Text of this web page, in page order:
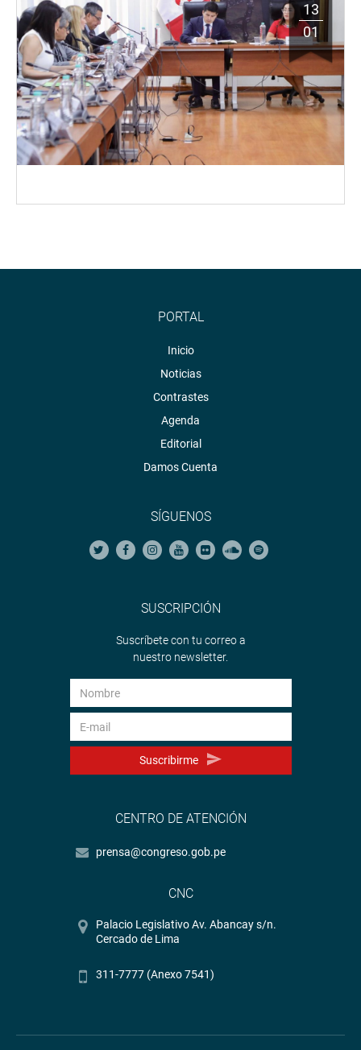
13
01
PORTAL
Inicio
Noticias
Contrastes
Agenda
Editorial
Damos Cuenta
SÍGUENOS
SUSCRIPCIÓN
Suscríbete con tu correo a
nuestro newsletter.
Suscribirme
CENTRO DE ATENCIÓN
prensa@congreso.gob.pe
CNC
Palacio Legislativo Av. Abancay s/n.
Cercado de Lima
311-7777 (Anexo 7541)